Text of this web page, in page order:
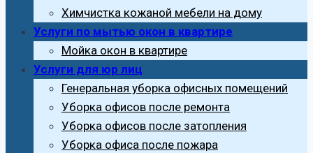
Химчистка кожаной мебели на дому
Услуги по мытью окон в квартире
Мойка окон в квартире
Услуги для юр лиц
Генеральная уборка офисных помещений
Уборка офисов после ремонта
Уборка офисов после затопления
Уборка офиса после пожара